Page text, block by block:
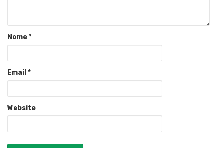
Nome*
Email *
Website